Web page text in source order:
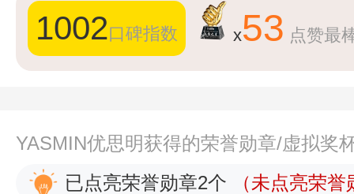
1002口碑指数 x53 点赞最
YASMIN优思明获得的荣誉勋章/虚拟奖
已点亮荣誉勋章2个
（未点亮荣